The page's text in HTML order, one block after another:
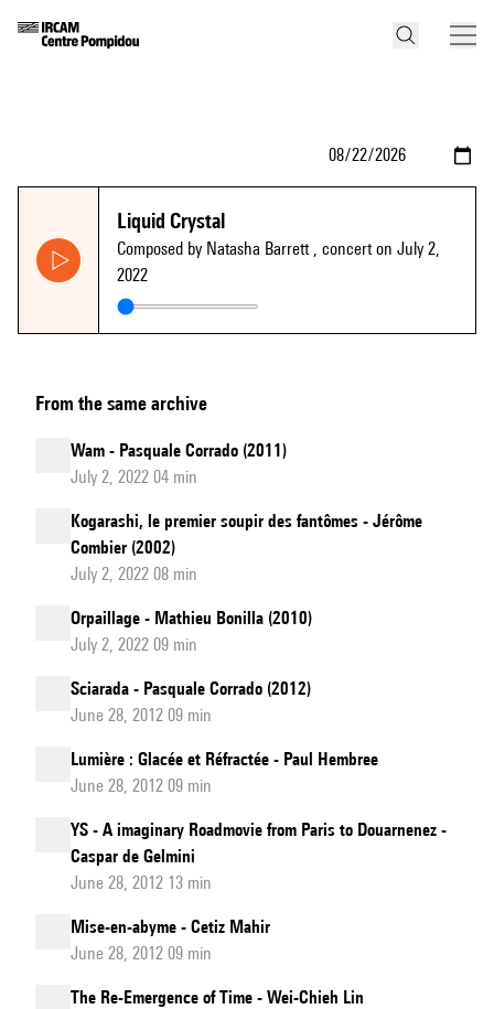
Liquid Crystal
Composed by Natasha Barrett , concert on July 2,
2022
From the same archive
Wam - Pasquale Corrado (2011)
July 2, 2022 04 min
Kogarashi, le premier soupir des fantômes - Jérôme
Combier (2002)
July 2, 2022 08 min
Orpaillage - Mathieu Bonilla (2010)
July 2, 2022 09 min
Sciarada - Pasquale Corrado (2012)
June 28, 2012 09 min
Lumière : Glacée et Réfractée - Paul Hembree
June 28, 2012 09 min
YS - A imaginary Roadmovie from Paris to Douarnenez -
Caspar de Gelmini
June 28, 2012 13 min
Mise-en-abyme - Cetiz Mahir
June 28, 2012 09 min
The Re-Emergence of Time - Wei-Chieh Lin